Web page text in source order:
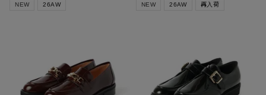
NEW 26AW NEW 26AW 再入荷